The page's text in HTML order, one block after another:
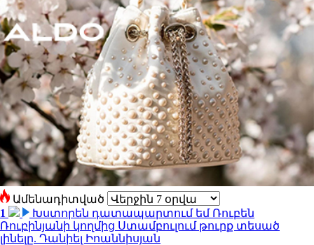
Ամենադիտված
1
Խստորեն դատապարտում եմ Ռուբեն
Ռուբինյանի կողմից Ստամբուլում թուրք տեսած
լինելը. Դանիել Իոաննիսյան